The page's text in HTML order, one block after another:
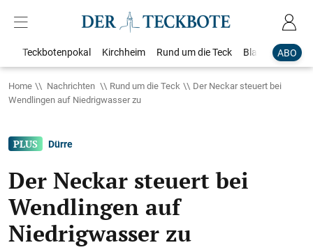
ABO
Teckbotenpokal Kirchheim Rund um die Teck Blaulicht
Home Nachrichten Rund um die Teck
Der Neckar steuert bei
Wendlingen auf Niedrigwasser zu
Dürre
Der Neckar steuert bei
Wendlingen auf
Niedrigwasser zu